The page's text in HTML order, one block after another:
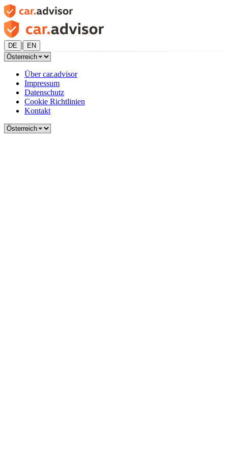
DE | EN
Über car.advisor
Impressum
Datenschutz
Cookie Richtlinien
Kontakt